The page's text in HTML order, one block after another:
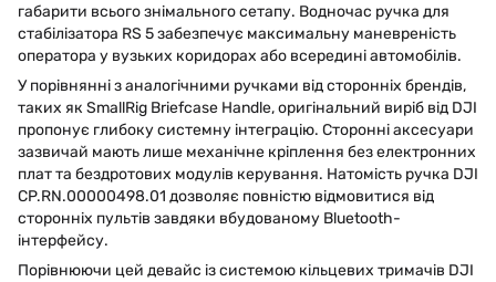
габарити всього знімального сетапу. Водночас ручка для
стабілізатора RS 5 забезпечує максимальну маневреність
оператора у вузьких коридорах або всередині автомобілів.
У порівнянні з аналогічними ручками від сторонніх брендів,
таких як SmallRig Briefcase Handle, оригінальний виріб від DJI
пропонує глибоку системну інтеграцію. Сторонні аксесуари
зазвичай мають лише механічне кріплення без електронних
плат та бездротових модулів керування. Натомість ручка DJI
CP.RN.00000498.01 дозволяє повністю відмовитися від
сторонніх пультів завдяки вбудованому Bluetooth-
інтерфейсу.
Порівнюючи цей девайс із системою кільцевих тримачів DJI